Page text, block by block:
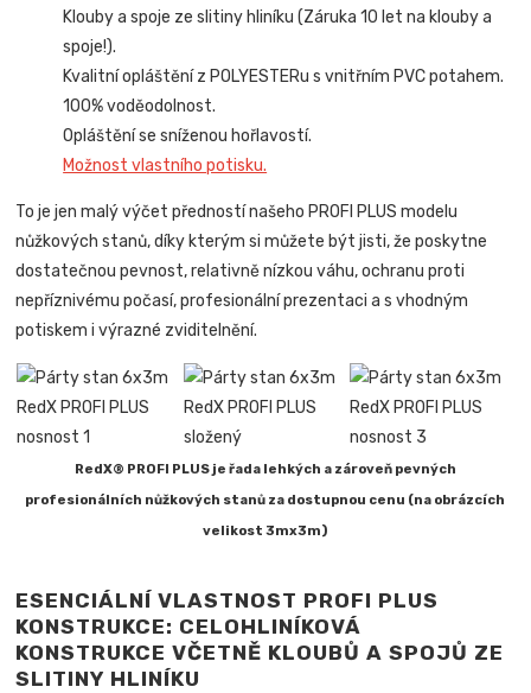
Klouby a spoje ze slitiny hliníku (Záruka 10 let na klouby a
spoje!).
Kvalitní opláštění z POLYESTERu s vnitřním PVC potahem.
100% voděodolnost.
Opláštění se sníženou hořlavostí.
Možnost vlastního potisku.
To je jen malý výčet předností našeho PROFI PLUS modelu
nůžkových stanů, díky kterým si můžete být jisti, že poskytne
dostatečnou pevnost, relativně nízkou váhu, ochranu proti
nepříznivému počasí, profesionální prezentaci a s vhodným
potiskem i výrazné zviditelnění.
RedX® PROFI PLUS je řada lehkých a zároveň pevných
profesionálních nůžkových stanů za dostupnou cenu (na obrázcích
velikost 3mx3m)
ESENCIÁLNÍ VLASTNOST PROFI PLUS
KONSTRUKCE: CELOHLINÍKOVÁ
KONSTRUKCE VČETNĚ KLOUBŮ A SPOJŮ ZE
SLITINY HLINÍKU